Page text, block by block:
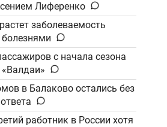
Лиференко
заболеваемость
с начала сезона
«Валдаи»
в Балаково остались без
работник в России хотя